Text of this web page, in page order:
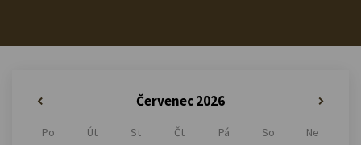
Červenec 2026
Po Út St Čt Pá So
Ne